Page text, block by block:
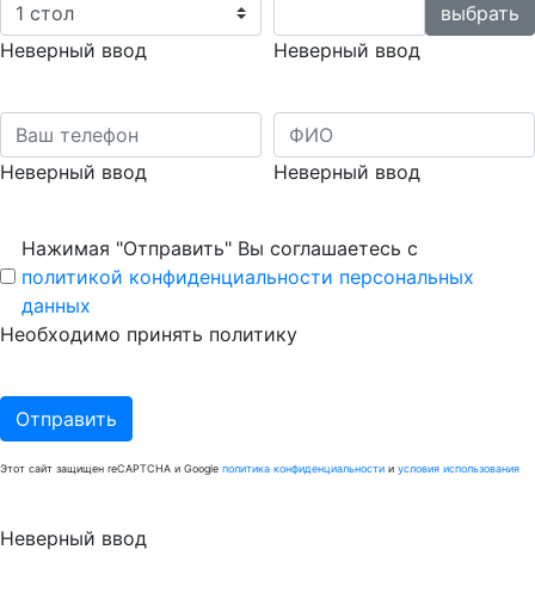
Неверный ввод
Неверный ввод
Неверный ввод
Неверный ввод
Нажимая "Отправить" Вы соглашаетесь с
политикой конфиденциальности персональных
данных
Необходимо принять политику
Отправить
Этот сайт защищен reCAPTCHA и Google политика конфиденциальности и условия использования
Неверный ввод